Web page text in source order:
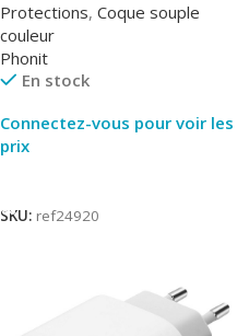
Protections, Coque souple
couleur
Phonit
En stock
Connectez-vous pour voir les
prix
SKU: ref24920